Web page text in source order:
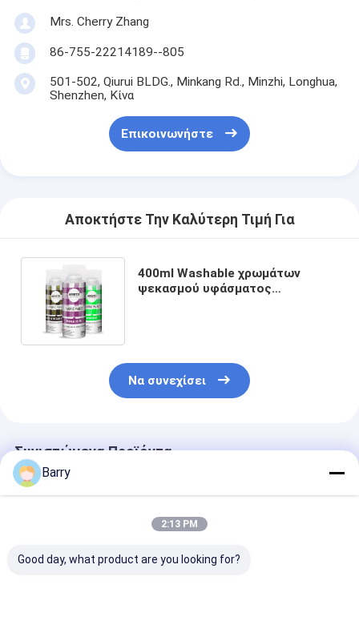
Mrs. Cherry Zhang
86-755-22214189--805
501-502, Qiurui BLDG., Minkang Rd., Minzhi, Longhua,
Shenzhen, Κίνα
Επικοινωνήστε
Αποκτήστε Την Καλύτερη Τιμή Για
400ml Washable χρωμάτων
ψεκασμού υφάσματος
Να συνεχίσει
Συνιστώμενα Προϊόντα
Barry
2:13 PM
Good day, what product are you looking for?